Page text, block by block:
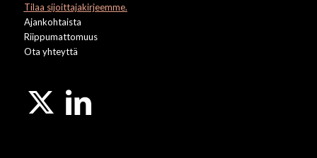
Tilaa sijoittajakirjeemme.
Ajankohtaista
Riippumattomuus
Ota yhteyttä